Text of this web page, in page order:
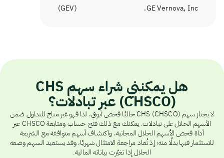
GE Vernova, Inc.
(
GEV
)
هل يمكنني شراء سهم CHS
(CHSCO) عبر تبادلات؟
لا يجتاز سهم CHS (CHSCO) حاليًا فحص أيوفي، لذا فهو غير متاح للتداول ضمن
الأسهم الحلال على تبادلات. يمكنك مع ذلك فتح حساب ومتابعة CHSCO عبر
أداة فحص الأسهم الحلال المجانية، واكتشاف أسهم متوافقة مع الشريعة
للاستثمار فيها بدلًا منه؛ إذ تُعاد مراجعة الامتثال شهريًا، وقد يستعيد السهم وضعه
الحلال إذا تغيّرت بياناته المالية.